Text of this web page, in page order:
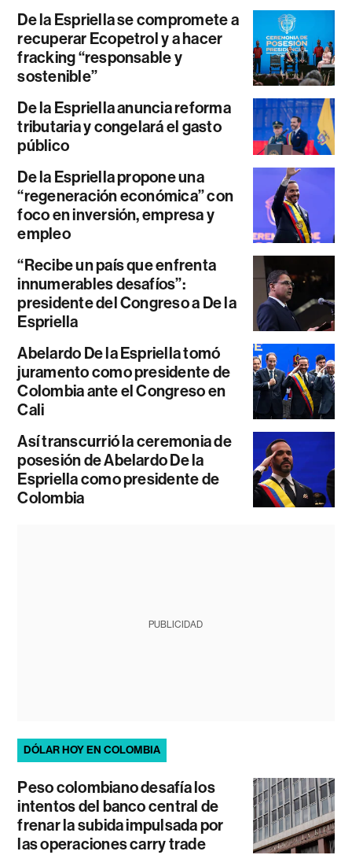
De la Espriella se compromete a
recuperar Ecopetrol y a hacer
fracking “responsable y
sostenible”
De la Espriella anuncia reforma
tributaria y congelará el gasto
público
De la Espriella propone una
“regeneración económica” con
foco en inversión, empresa y
empleo
“Recibe un país que enfrenta
innumerables desafíos”:
presidente del Congreso a De la
Espriella
Abelardo De la Espriella tomó
juramento como presidente de
Colombia ante el Congreso en
Cali
Así transcurrió la ceremonia de
posesión de Abelardo De la
Espriella como presidente de
Colombia
PUBLICIDAD
DÓLAR HOY EN COLOMBIA
Peso colombiano desafía los
intentos del banco central de
frenar la subida impulsada por
las operaciones carry trade